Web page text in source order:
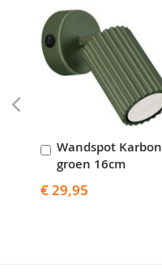
Wandspot Karbon
groen 16cm
€ 29,95
In
Winkelwagen